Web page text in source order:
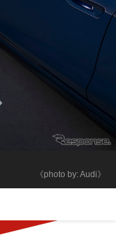
《photo by: Audi》